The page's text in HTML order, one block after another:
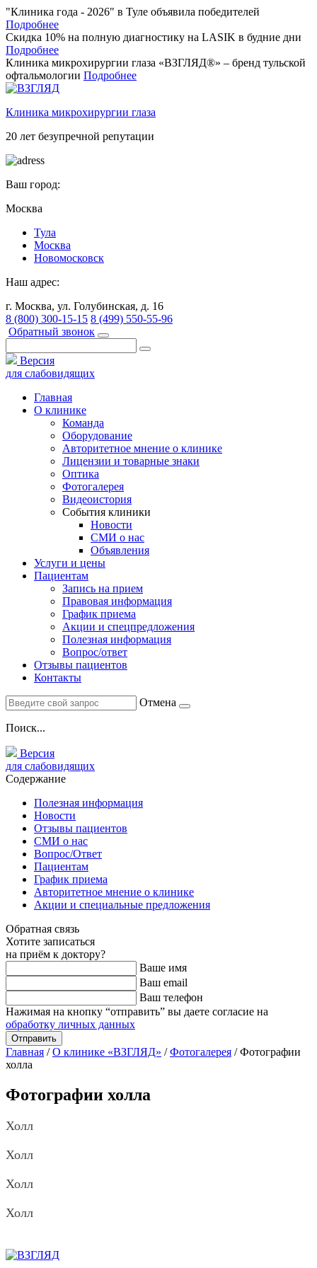
"Клиника года - 2026" в Туле объявила победителей
Подробнее
Скидка 10% на полную диагностику на LASIK в будние дни
Подробнее
Клиника микрохирургии глаза «ВЗГЛЯД®» – бренд тульской
офтальмологии Подробнее
Клиника микрохирургии глаза
20 лет безупречной репутации
Ваш город:
Москва
Тулa
Москва
Новомосковск
Наш адрес:
г. Москва, ул. Голубинская, д. 16
8 (800) 300-15-15 8 (499) 550-55-96
Обратный звонок
Версия
для слабовидящих
Главная
О клинике
Команда
Оборудование
Авторитетное мнение о клинике
Лицензии и товарные знаки
Оптика
Фотогалерея
Видеоистория
События клиники
Новости
СМИ о нас
Объявления
Услуги и цены
Пациентам
Запись на прием
Правовая информация
График приема
Акции и спецпредложения
Полезная информация
Вопрос/ответ
Отзывы пациентов
Контакты
Отмена
Поиск...
Версия
для слабовидящих
Содержание
Полезная информация
Новости
Отзывы пациентов
СМИ о нас
Вопрос/Ответ
Пациентам
График приема
Авторитетное мнение о клинике
Акции и специальные предложения
Обратная связь
Хотите записаться
на приём к доктору?
Ваше имя
Ваш email
Ваш телефон
Нажимая на кнопку “отправить” вы даете согласие на
обработку личных данных
Главная / О клинике «ВЗГЛЯД» / Фотогалерея / Фотографии
холла
Фотографии холла
Холл
Холл
Холл
Холл